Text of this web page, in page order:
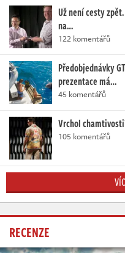
Už není cesty
na…
122 komentářů
Předobjednávky
prezentace má…
45 komentářů
Vrchol
105 komentářů
RECENZE